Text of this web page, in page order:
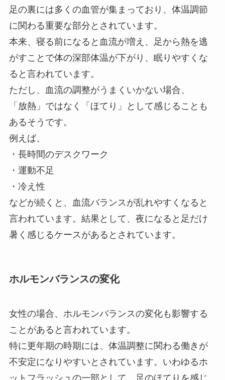
足の裏には多くの血管が集まっており、体温調節
に関わる重要な部分とされています。
本来、寝る前になると血流が増え、足から熱を逃
がすことで体の深部体温が下がり、眠りやすくな
ると言われています。
ただし、血流の調整がうまくいかない場合、
「放熱」ではなく「ほてり」として感じることも
あるそうです。
例えば、
・長時間のデスクワーク
・運動不足
・冷え性
などが続くと、血流バランスが乱れやすくなると
言われています。結果として、夜になると足だけ
暑く感じるケースがあるとされています。
ホルモンバランスの変化
女性の場合、ホルモンバランスの変化も影響する
ことがあると言われています。
特に更年期の時期には、体温調整に関わる働きが
不安定になりやすいとされています。いわゆるホ